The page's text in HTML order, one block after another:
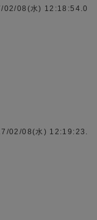
02/08(水) 12:18:54.0
02/08(水) 12:19:23.